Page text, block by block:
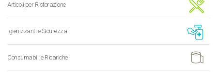
Articoli per Ristorazione
Igienizzanti e Sicurezza
Consumabili e Ricariche